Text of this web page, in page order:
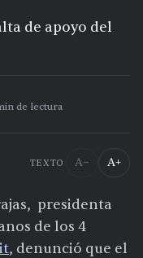
de lectura
TEXTO A− A+
presidenta
de los 4
, denunció que el